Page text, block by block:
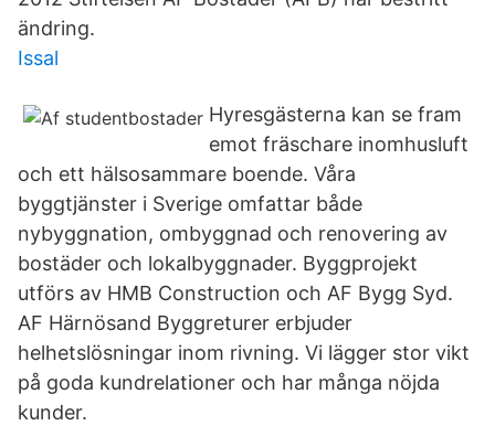
ändring.
Issal
Hyresgästerna kan se fram
emot fräschare inomhusluft
och ett hälsosammare boende. Våra
byggtjänster i Sverige omfattar både
nybyggnation, ombyggnad och renovering av
bostäder och lokalbyggnader. Byggprojekt
utförs av HMB Construction och AF Bygg Syd.
AF Härnösand Byggreturer erbjuder
helhetslösningar inom rivning. Vi lägger stor vikt
på goda kundrelationer och har många nöjda
kunder.